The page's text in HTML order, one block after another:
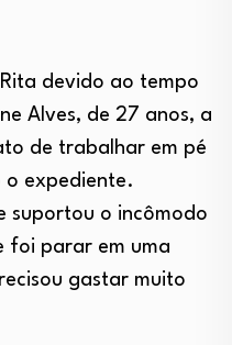
devido ao tempo
Alves, de 27 anos, a
de trabalhar em pé
expediente.
suportou o incômodo
foi parar em uma
gastar muito